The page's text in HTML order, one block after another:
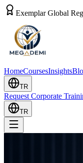
Exemplar Global
HomeCoursesInsights
TR
Request Corporate
TR